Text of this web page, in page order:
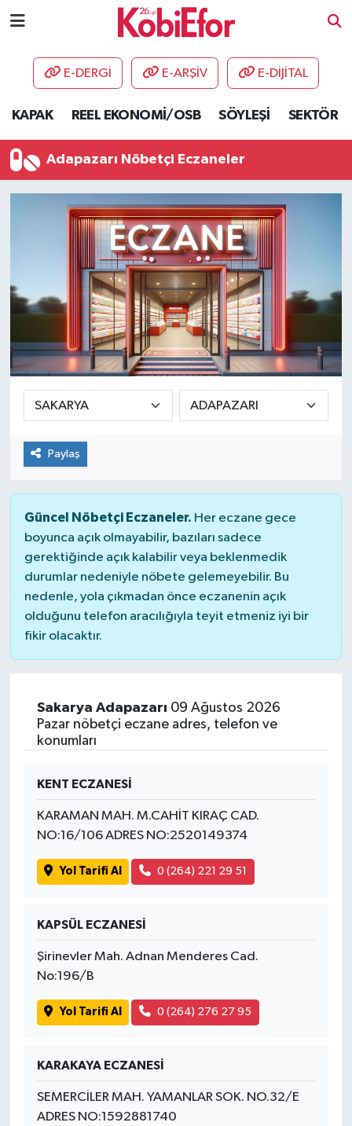
E-DERGİ E-ARŞİV E-DİJİTAL
KAPAK REEL EKONOMİ/OSB SÖYLEŞİ SEKTÖR
Adapazarı Nöbetçi Eczaneler
Paylaş
Güncel Nöbetçi Eczaneler. Her eczane gece
boyunca açık olmayabilir, bazıları sadece
gerektiğinde açık kalabilir veya beklenmedik
durumlar nedeniyle nöbete gelemeyebilir. Bu
nedenle, yola çıkmadan önce eczanenin açık
olduğunu telefon aracılığıyla teyit etmeniz iyi bir
fikir olacaktır.
Sakarya Adapazarı 09 Ağustos 2026
Pazar nöbetçi eczane adres, telefon ve
konumları
KENT ECZANESİ
KARAMAN MAH. M.CAHİT KIRAÇ CAD.
NO:16/106 ADRES NO:2520149374
Yol Tarifi Al 0 (264) 221 29 51
KAPSÜL ECZANESİ
Şirinevler Mah. Adnan Menderes Cad.
No:196/B
Yol Tarifi Al 0 (264) 276 27 95
KARAKAYA ECZANESİ
SEMERCİLER MAH. YAMANLAR SOK. NO.32/E
ADRES NO:1592881740
AKADEMİ
DESTEK-TEŞVİK
ETKİNLİK
GÜNCEL
HABERLER
KAPAK
OSB
SEKTÖR
ŞİRKET PANO
SÖYLEŞİ
YAŞAM